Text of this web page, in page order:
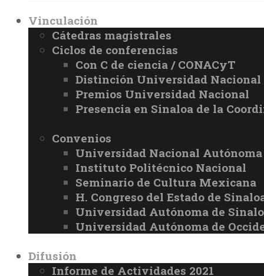
Vinculación
Cátedras magistrales
Ciclos de conferencias
Con C de ciencia / CONACyT
Distinción Universidad Nacional
Premios Universidad Nacional
Presencia en Sinaloa de la
Convenios
Universidad Nacional
Instituto Politécnico Nacional
Seminario de Cultura Mexicana
H. Congreso del Estado de
Universidad Autónoma de
Universidad Autónoma de
Difusión
Informe de Actividades 2021